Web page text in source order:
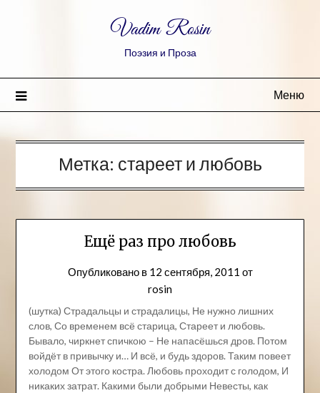
Vadim Rosin
Поэзия и Проза
Меню
Метка: стареет и любовь
Ещё раз про любовь
Опубликовано в 12 сентября, 2011 от
rosin
(шутка) Страдальцы и страдалицы, Не нужно лишних
слов, Со временем всё старица, Стареет и любовь.
Бывало, чиркнет спичкою – Не напасёшься дров. Потом
войдёт в привычку и… И всё, и будь здоров. Таким повеет
холодом От этого костра. Любовь проходит с голодом, И
никаких затрат. Какими были добрыми Невесты, как